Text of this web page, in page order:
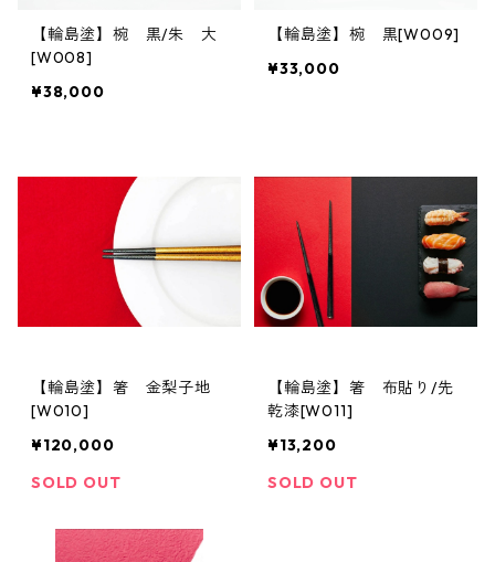
【輪島塗】椀 黒/朱 大
[W008]
¥38,000
【輪島塗】椀 黒[W009]
¥33,000
【輪島塗】箸 金梨子地
[W010]
¥120,000
SOLD OUT
【輪島塗】箸 布貼り/先
乾漆[W011]
¥13,200
SOLD OUT